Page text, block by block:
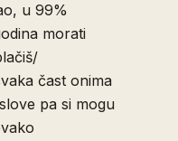
u 99%
morati
čast onima
pa si mogu